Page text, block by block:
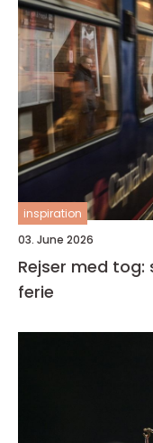
inspiration
03. June 2026
Rejser med
ferie